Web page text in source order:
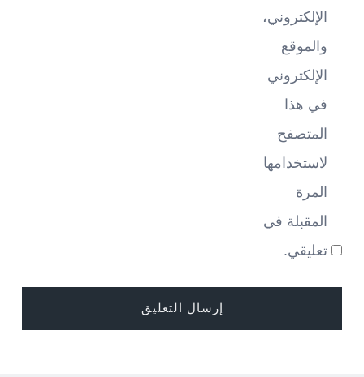
الإلكتروني،
والموقع
الإلكتروني
في هذا
المتصفح
لاستخدامها
المرة
المقبلة في
تعليقي.